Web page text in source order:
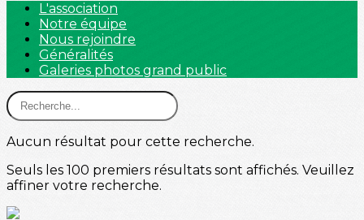
L'association
Notre équipe
Nous rejoindre
Généralités
Galeries photos grand public
Aucun résultat pour cette recherche.
Seuls les 100 premiers résultats sont affichés. Veuillez
affiner votre recherche.